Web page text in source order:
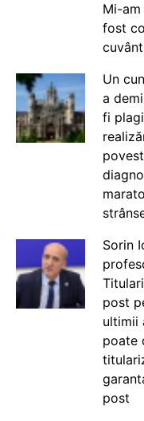
Mi-am
fost
Un
a
fi
Sorin
post
ultimii
poate
post